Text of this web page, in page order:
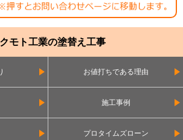
モト工業の塗替え工事
お値打ちである理由
施工事例
プロタイムズローン